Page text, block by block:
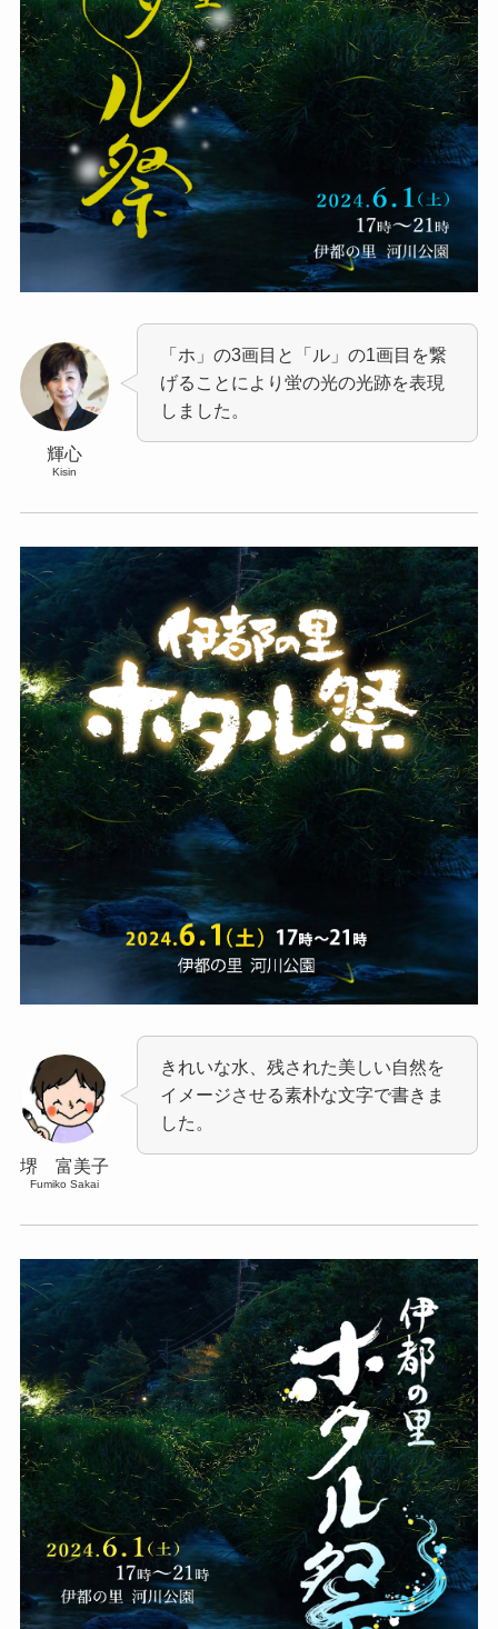
輝心
Kisin
「ホ」の3画目と「ル」の1画目を繋
げることにより蛍の光の光跡を表現
しました。
堺 富美子
Fumiko Sakai
きれいな水、残された美しい自然を
イメージさせる素朴な文字で書きま
した。